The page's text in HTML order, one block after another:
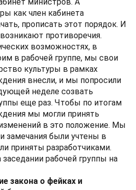
как член кабинета
прописать этот порядок. И
противоречия.
возможностях, в
в рабочей группе, мы свои
культуры в рамках
внесли, и мы попросили
неделе созвать
еще раз. Чтобы по итогам
мы могли принять
в это положение. Мы
замечания были учтены в
приняты разработчиками.
рабочей группы на
закона о фейках и